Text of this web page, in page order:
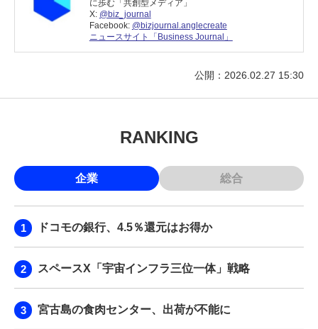
に歩む「共創型メディア」
X: @biz_journal
Facebook: @bizjournal.anglecreate
ニュースサイト「Business Journal」
公開：2026.02.27 15:30
RANKING
企業 総合
ドコモの銀行、4.5％還元はお得か
スペースX「宇宙インフラ三位一体」戦略
宮古島の食肉センター、出荷が不能に